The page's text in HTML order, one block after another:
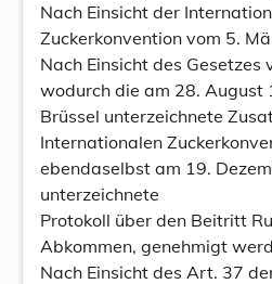
Nach Einsicht der
Zuckerkonvention vom 5.
Nach Einsicht des Gesetzes
wodurch die am 28. August
Brüssel unterzeichnete
Internationalen
ebendaselbst am 19.
unterzeichnete
Protokoll über den Beitritt
Abkommen, genehmigt
Nach Einsicht des Art. 37